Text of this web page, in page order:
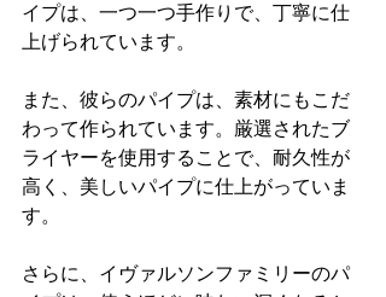
イプは、一つ一つ手作りで、丁寧に仕
上げられています。
また、彼らのパイプは、素材にもこだ
わって作られています。厳選されたブ
ライヤーを使用することで、耐久性が
高く、美しいパイプに仕上がっていま
す。
さらに、イヴァルソンファミリーのパ